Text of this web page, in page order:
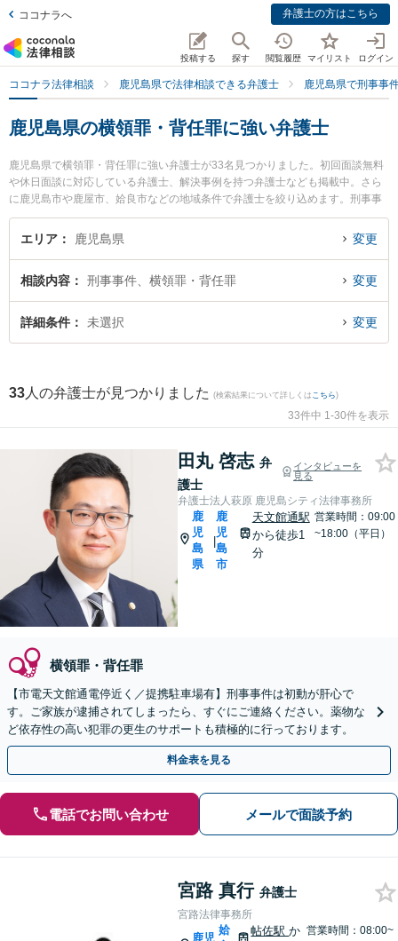
ココナラへ 弁護士の方はこちら
投稿する 探す 閲覧履歴 マイリスト ログイン
ココナラ法律相談 鹿児島県で法律相談できる弁護士 鹿児島県で刑事事
鹿児島県の横領罪・背任罪に強い弁護士
鹿児島県で横領罪・背任罪に強い弁護士が33名見つかりました。初回面談無料
や休日面談に対応している弁護士、解決事例を持つ弁護士なども掲載中。さら
に鹿児島市や鹿屋市、姶良市などの地域条件で弁護士を絞り込めます。刑事事
件に関係する加害者側や少年犯罪、再犯・前科あり等の細かな分野での絞り込
み検索もでき便利です。特に弁護士法人萩原 鹿児島シティ法律事務所の田丸 啓
県で土日や夜間に発生した横領罪・背任罪のトラブルを今すぐに弁護士に相談
したい』『横領罪・背任罪のトラブル解決の実績豊富な近くの弁護士を検索し
たい』『初回相談無料で横領罪・背任罪を法律相談できる鹿児島県内の弁護士
エリア 鹿児島県 変更
相談内容 刑事事件、横領罪・背任罪 変更
詳細条件 未選択 変更
33 人の弁護士が見つかりました (検索結果について詳しくは こちら)
33件中 1-30件を表示
田丸 啓志 弁
護士
インタビューを
見る
弁護士法人萩原 鹿児島シティ法律事務所
鹿
児
島
県
|
鹿
児
島
市
天文館通駅
から徒歩1
分
営業時間：09:00
~18:00（平日）
横領罪・背任罪
【市電天文館通電停近く／提携駐車場有】刑事事件は初動が肝心で
す。ご家族が逮捕されてしまったら、すぐにご連絡ください。薬物な
ど依存性の高い犯罪の更生のサポートも積極的に行っております。
料金表を見る
電話でお問い合わせ メールで面談予約
宮路 真行 弁護士
宮路法律事務所
鹿児
姶
帖佐駅か 営業時間：08:00~